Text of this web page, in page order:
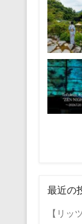
最近の
【リッ